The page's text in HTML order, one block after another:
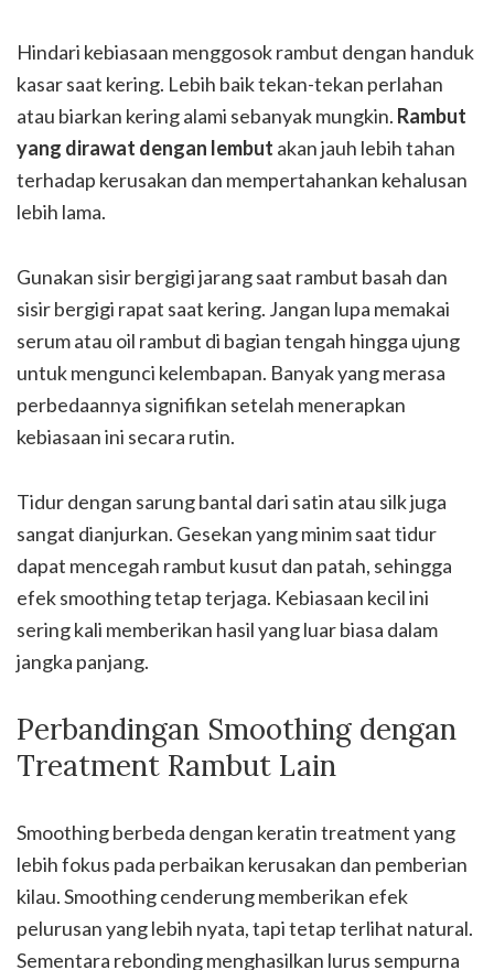
Hindari kebiasaan menggosok rambut dengan handuk
kasar saat kering. Lebih baik tekan-tekan perlahan
atau biarkan kering alami sebanyak mungkin. Rambut
yang dirawat dengan lembut akan jauh lebih tahan
terhadap kerusakan dan mempertahankan kehalusan
lebih lama.
Gunakan sisir bergigi jarang saat rambut basah dan
sisir bergigi rapat saat kering. Jangan lupa memakai
serum atau oil rambut di bagian tengah hingga ujung
untuk mengunci kelembapan. Banyak yang merasa
perbedaannya signifikan setelah menerapkan
kebiasaan ini secara rutin.
Tidur dengan sarung bantal dari satin atau silk juga
sangat dianjurkan. Gesekan yang minim saat tidur
dapat mencegah rambut kusut dan patah, sehingga
efek smoothing tetap terjaga. Kebiasaan kecil ini
sering kali memberikan hasil yang luar biasa dalam
jangka panjang.
Perbandingan Smoothing dengan
Treatment Rambut Lain
Smoothing berbeda dengan keratin treatment yang
lebih fokus pada perbaikan kerusakan dan pemberian
kilau. Smoothing cenderung memberikan efek
pelurusan yang lebih nyata, tapi tetap terlihat natural.
Sementara rebonding menghasilkan lurus sempurna